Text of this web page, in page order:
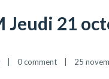
Jeudi 21
0 comment 25